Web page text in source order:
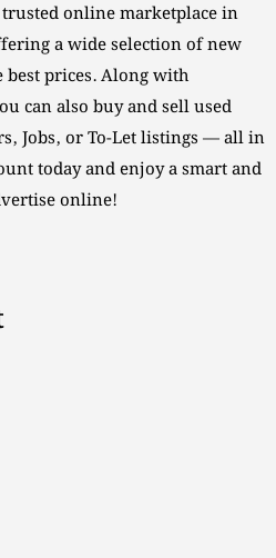
online marketplace in
a wide selection of new
prices. Along with
can also buy and sell used
Jobs, or To-Let listings — all in
today and enjoy a smart and
online!